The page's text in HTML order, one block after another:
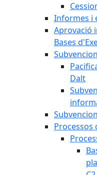
Informes i
Aprovació
Bases
Dalt
Processos